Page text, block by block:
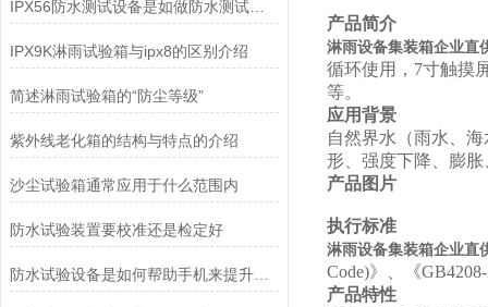
IPX56防水测试设备是如做防水测试的（二）
IPX9K淋雨试验箱与ipx8的区别介绍
简述淋雨试验箱的“防尘等级”
紫外线老化箱的结构与特点的介绍
沙尘试验箱通常应用于什么范围内
防水试验装置要校准还是检定好
防水试验设备是如何帮助手机来提升防水性能的
产品简介
淋雨设备集装箱企业直
循环使用，7寸触摸
等。
应用背景
自然界水（雨水、
形、强度下降、膨
产品图片
执行标准
淋雨设备集装箱企业直
Code)》、《
产品特性